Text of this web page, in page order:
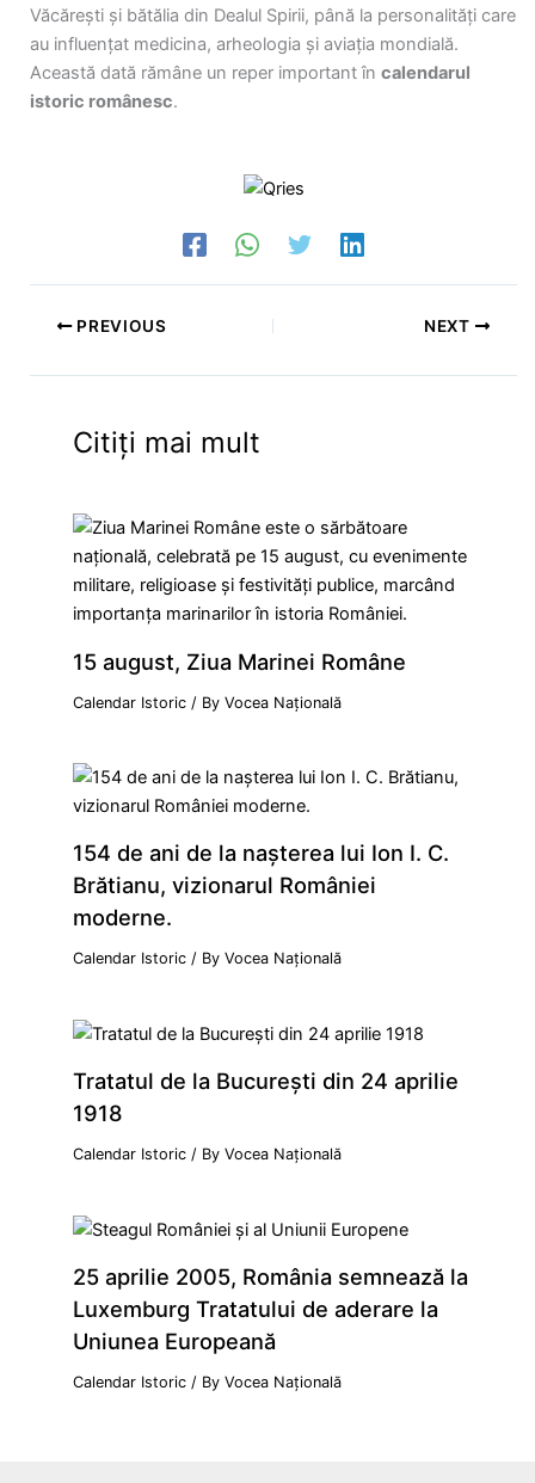
Văcărești și bătălia din Dealul Spirii, până la personalități care
au influențat medicina, arheologia și aviația mondială.
Această dată rămâne un reper important în calendarul
istoric românesc.
PREVIOUS NEXT
Citiți mai mult
15 august, Ziua Marinei Române
Calendar Istoric / ByVocea Națională
154 de ani de la naşterea lui Ion I. C.
Brătianu, vizionarul României
moderne.
Calendar Istoric / ByVocea Națională
Tratatul de la Bucureşti din 24 aprilie
1918
Calendar Istoric / ByVocea Națională
25 aprilie 2005, România semnează la
Luxemburg Tratatului de aderare la
Uniunea Europeană
Calendar Istoric / ByVocea Națională